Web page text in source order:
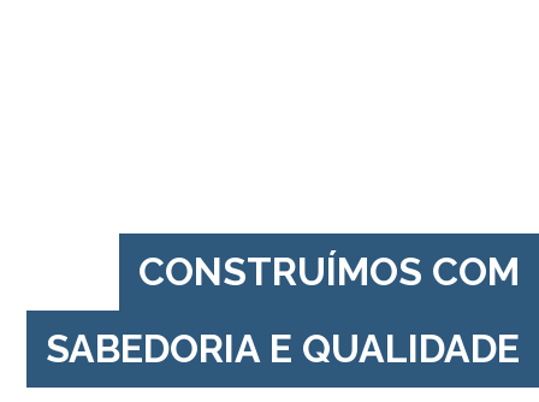
CONSTRUÍMOS COM
SABEDORIA E QUALIDADE